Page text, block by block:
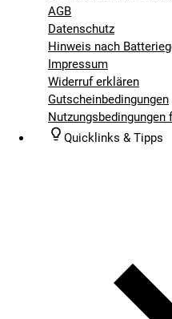
AGB
Datenschutz
Hinweis nach
Impressum
Widerruf erklären
Gutscheinbedingungen
Nutzungsbedingungen
Quicklinks & Tipps